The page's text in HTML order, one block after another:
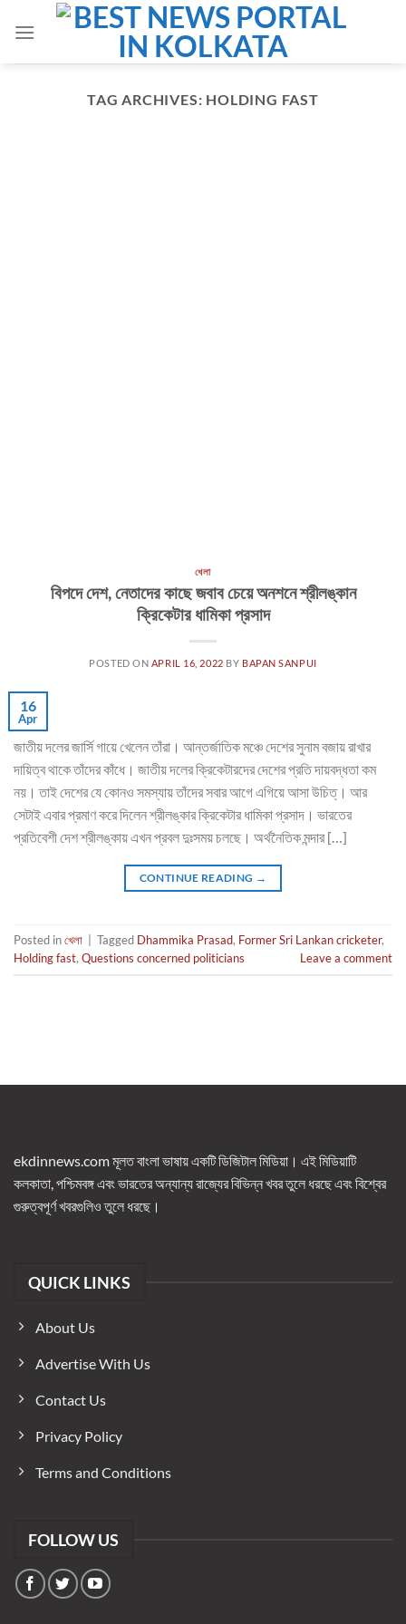
TAG ARCHIVES: HOLDING FAST
খেলা
বিপদে দেশ, নেতাদের কাছে জবাব চেয়ে অনশনে শ্রীলঙ্কান
ক্রিকেটার ধামিকা প্রসাদ
POSTED ON APRIL 16, 2022 BY BAPAN SANPUI
16
Apr
জাতীয় দলের জার্সি গায়ে খেলেন তাঁরা। আন্তর্জাতিক মঞ্চে দেশের সুনাম বজায় রাখার
দায়িত্ব থাকে তাঁদের কাঁধে। জাতীয় দলের ক্রিকেটারদের দেশের প্রতি দায়বদ্ধতা কম
নয়। তাই দেশের যে কোনও সমস্যায় তাঁদের সবার আগে এগিয়ে আসা উচিত্। আর
সেটাই এবার প্রমাণ করে দিলেন শ্রীলঙ্কার ক্রিকেটার ধামিকা প্রসাদ। ভারতের
প্রতিবেশী দেশ শ্রীলঙ্কায় এখন প্রবল দুঃসময় চলছে। অর্থনৈতিক মন্দার […]
CONTINUE READING →
Posted inখেলা Tagged Dhammika Prasad, Former Sri Lankan cricketer,
Holding fast, Questions concerned politicians Leave a comment
ekdinnews.com মূলত বাংলা ভাষায় একটি ডিজিটাল মিডিয়া। এই মিডিয়াটি
কলকাতা, পশ্চিমবঙ্গ এবং ভারতের অন্যান্য রাজ্যের বিভিন্ন খবর তুলে ধরছে এবং বিশ্বের
গুরুত্বপূর্ণ খবরগুলিও তুলে ধরছে।
QUICK LINKS
About Us
Advertise With Us
Contact Us
Privacy Policy
Terms and Conditions
FOLLOW US